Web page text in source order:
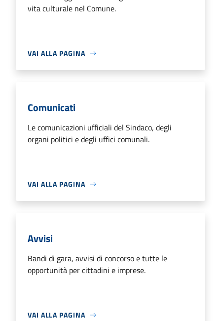
vita culturale nel Comune.
VAI ALLA PAGINA
Comunicati
Le comunicazioni ufficiali del Sindaco, degli
organi politici e degli uffici comunali.
VAI ALLA PAGINA
Avvisi
Bandi di gara, avvisi di concorso e tutte le
opportunità per cittadini e imprese.
VAI ALLA PAGINA